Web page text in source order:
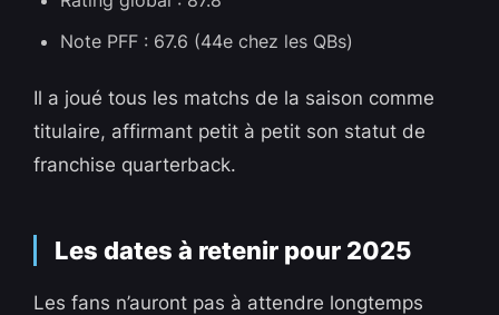
Note PFF : 67.6 (44e chez les QBs)
Il a joué tous les matchs de la saison comme
titulaire, affirmant petit à petit son statut de
franchise quarterback.
Les dates à retenir pour 2025
Les fans n’auront pas à attendre longtemps